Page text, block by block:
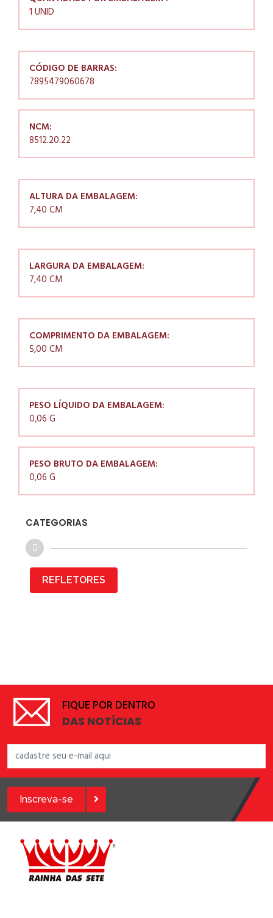
1 UNID
CÓDIGO DE BARRAS:
7895479060678
NCM:
8512.20.22
ALTURA DA EMBALAGEM:
7,40 CM
LARGURA DA EMBALAGEM:
7,40 CM
COMPRIMENTO DA EMBALAGEM:
5,00 CM
PESO LÍQUIDO DA EMBALAGEM:
0,06 G
PESO BRUTO DA EMBALAGEM:
0,06 G
CATEGORIAS
REFLETORES
FIQUE POR DENTRO
DAS NOTÍCIAS
Inscreva-se